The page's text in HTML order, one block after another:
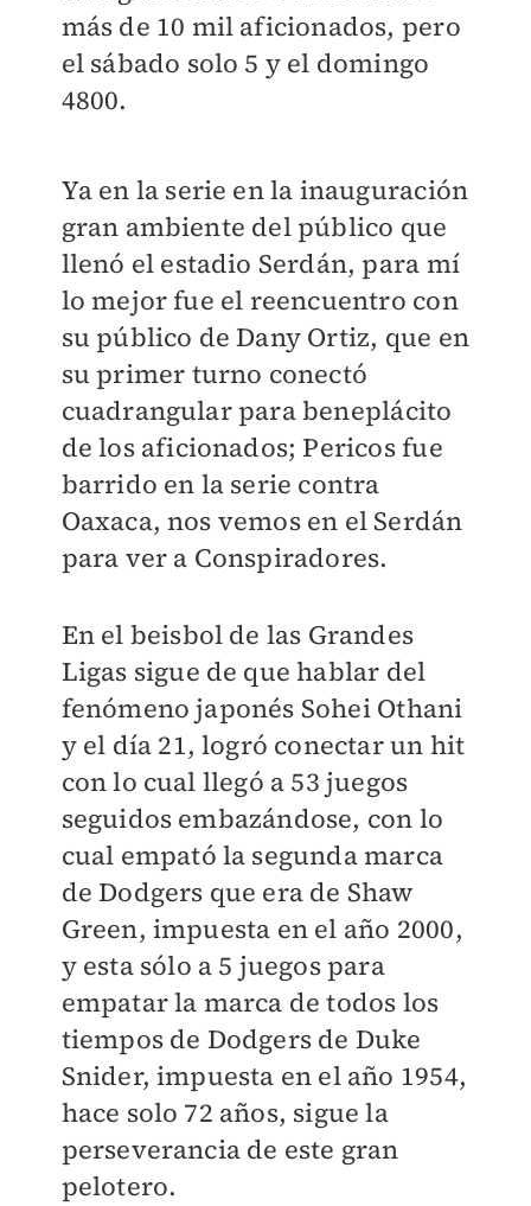
más de 10 mil aficionados, pero
el sábado solo 5 y el domingo
4800.
Ya en la serie en la inauguración
gran ambiente del público que
llenó el estadio Serdán, para mí
lo mejor fue el reencuentro con
su público de Dany Ortiz, que en
su primer turno conectó
cuadrangular para beneplácito
de los aficionados; Pericos fue
barrido en la serie contra
Oaxaca, nos vemos en el Serdán
para ver a Conspiradores.
En el beisbol de las Grandes
Ligas sigue de que hablar del
fenómeno japonés Sohei Othani
y el día 21, logró conectar un hit
con lo cual llegó a 53 juegos
seguidos embazándose, con lo
cual empató la segunda marca
de Dodgers que era de Shaw
Green, impuesta en el año 2000,
y esta sólo a 5 juegos para
empatar la marca de todos los
tiempos de Dodgers de Duke
Snider, impuesta en el año 1954,
hace solo 72 años, sigue la
perseverancia de este gran
pelotero.